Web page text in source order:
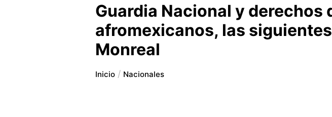
Guardia Nacional y derechos
afromexicanos, las
Monreal
Inicio Nacionales